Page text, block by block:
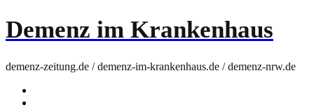
Demenz im Krankenhaus
demenz-zeitung.de / demenz-im-krankenhaus.de / demenz-nrw.de